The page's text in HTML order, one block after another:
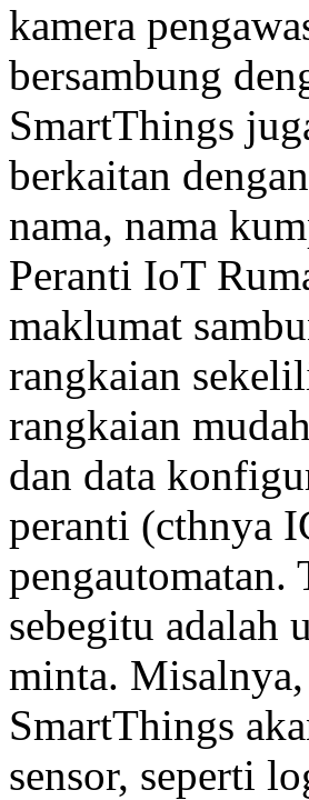
kamera
bersambung
SmartThings
berkaitan
nama, nama
Peranti IoT
maklumat
rangkaian
rangkaian
dan data
peranti (cthnya
pengautomatan.
sebegitu adalah
minta. Misalnya,
SmartThings
sensor, seperti